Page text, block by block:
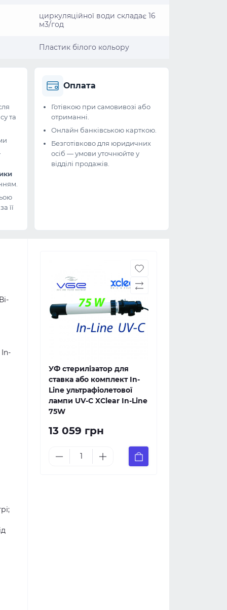
циркуляційної води складає 16
м3/год
Пластик білого кольору
та
її
Оплата
Готівкою при самовивозі або
отриманні.
Онлайн банківською карткою.
Безготівково для юридичних
осіб — умови уточнюйте у
відділі продажів.
In-
УФ стерилізатор для
ставка або комплект In-
Line ультрафіолетової
лампи UV-C XClear In-Line
75W
13 059 грн